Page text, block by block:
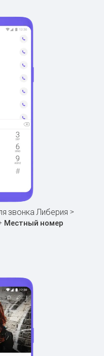
звонка Либерия >
Местный номер